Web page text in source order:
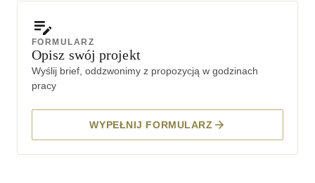
FORMULARZ
Opisz swój projekt
Wyślij brief, oddzwonimy z propozycją w godzinach
pracy
WYPEŁNIJ FORMULARZ